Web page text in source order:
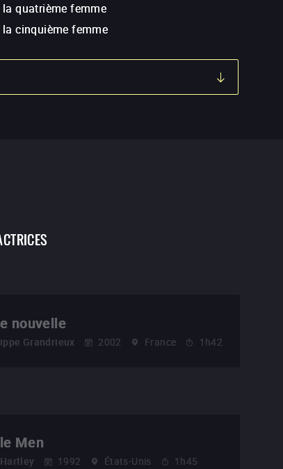
la quatrième femme
la cinquième femme
nouvelle
Grandrieux 2002 France 1h42
Men
1992 États-Unis 1h45